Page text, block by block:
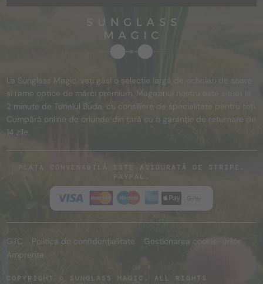
La Sunglass Magic, veți găsi o selecție largă de ochelari de soare
și rame optice de mărci premium. Magazinul nostru este situat la
2 minute de Tunelul Buda, cu consiliere de specialitate pentru toți.
Cumpără online de oriunde din țară cu o garanție de returnare de
14 zile.
PLATA CONVENABILĂ ESTE ASIGURATĂ DE STRIPE,
PAYPAL.
GTC Politica de confidențialitate
Gestionarea cookie-urilor
Amprenta
COPYRIGHT © SUNGLASS MAGIC. ALL RIGHTS